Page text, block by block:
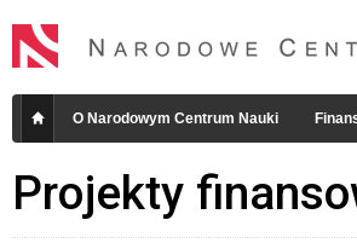
O Narodowym Centrum Nauki
Projekty